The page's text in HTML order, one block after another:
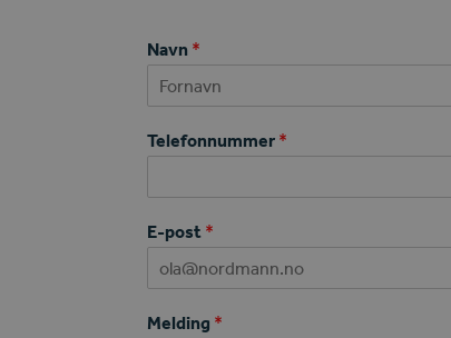
Navn *
Telefonnummer *
E-post *
Melding *